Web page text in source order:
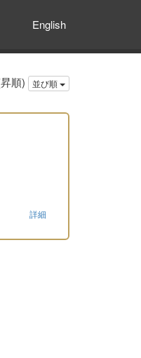
English
順) 並び順
詳細